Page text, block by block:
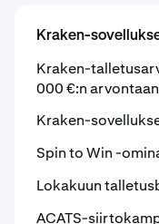
Kraken-
Kraken-
000 €:n arvontaan
Kraken-
Spin to Win -
Lokakuun
ACATS-